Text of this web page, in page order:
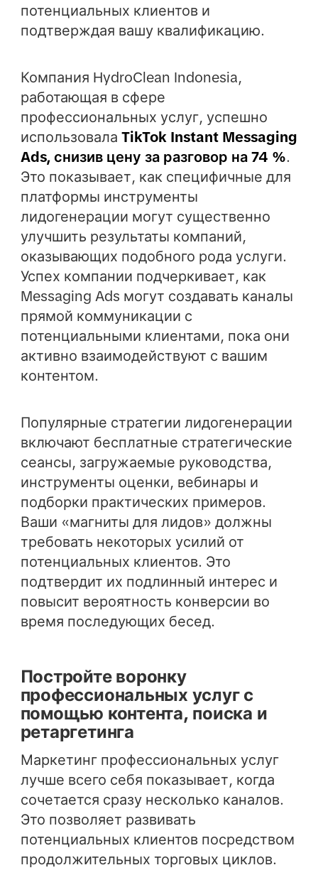
потенциальных клиентов и
подтверждая вашу квалификацию.
Компания HydroClean Indonesia,
работающая в сфере
профессиональных услуг, успешно
использовала TikTok Instant Messaging
Ads, снизив цену за разговор на 74 %.
Это показывает, как специфичные для
платформы инструменты
лидогенерации могут существенно
улучшить результаты компаний,
оказывающих подобного рода услуги.
Успех компании подчеркивает, как
Messaging Ads могут создавать каналы
прямой коммуникации с
потенциальными клиентами, пока они
активно взаимодействуют с вашим
контентом.
Популярные стратегии лидогенерации
включают бесплатные стратегические
сеансы, загружаемые руководства,
инструменты оценки, вебинары и
подборки практических примеров.
Ваши «магниты для лидов» должны
требовать некоторых усилий от
потенциальных клиентов. Это
подтвердит их подлинный интерес и
повысит вероятность конверсии во
время последующих бесед.
Постройте воронку
профессиональных услуг с
помощью контента, поиска и
ретаргетинга
Маркетинг профессиональных услуг
лучше всего себя показывает, когда
сочетается сразу несколько каналов.
Это позволяет развивать
потенциальных клиентов посредством
продолжительных торговых циклов.